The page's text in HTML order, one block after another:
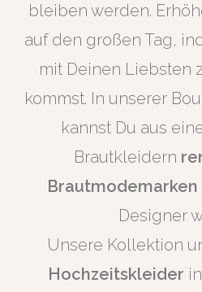
bleiben werden.
auf den großen Tag,
mit Deinen Liebsten
kommst. In unserer
kannst Du aus
Brautkleidern
Designer
Unsere Kollektion
Hochzeitskleider